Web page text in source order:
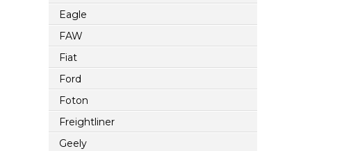
Eagle
FAW
Fiat
Ford
Foton
Freightliner
Geely